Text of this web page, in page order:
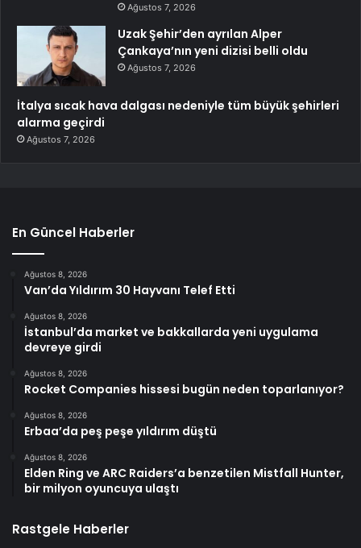
Ağustos 7, 2026
Uzak Şehir’den ayrılan Alper
Çankaya’nın yeni dizisi belli oldu
Ağustos 7, 2026
İtalya sıcak hava dalgası nedeniyle tüm büyük şehirleri
alarma geçirdi
Ağustos 7, 2026
En Güncel Haberler
Ağustos 8, 2026
Van’da Yıldırım 30 Hayvanı Telef Etti
Ağustos 8, 2026
İstanbul’da market ve bakkallarda yeni uygulama
devreye girdi
Ağustos 8, 2026
Rocket Companies hissesi bugün neden toparlanıyor?
Ağustos 8, 2026
Erbaa’da peş peşe yıldırım düştü
Ağustos 8, 2026
Elden Ring ve ARC Raiders’a benzetilen Mistfall Hunter,
bir milyon oyuncuya ulaştı
Rastgele Haberler